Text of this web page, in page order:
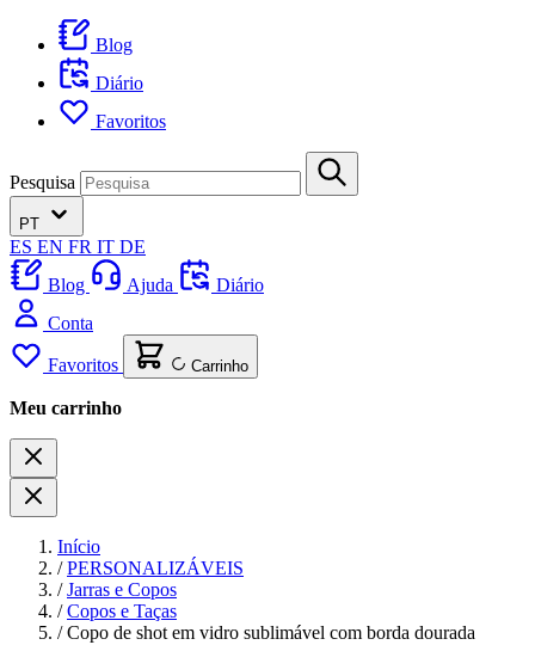
Blog
Diário
Favoritos
Pesquisa
PT
ES EN FR IT DE
Blog
Ajuda
Diário
Conta
Favoritos Carrinho
Meu carrinho
Início
/ PERSONALIZÁVEIS
/ Jarras e Copos
/ Copos e Taças
/ Copo de shot em vidro sublimável com borda dourada